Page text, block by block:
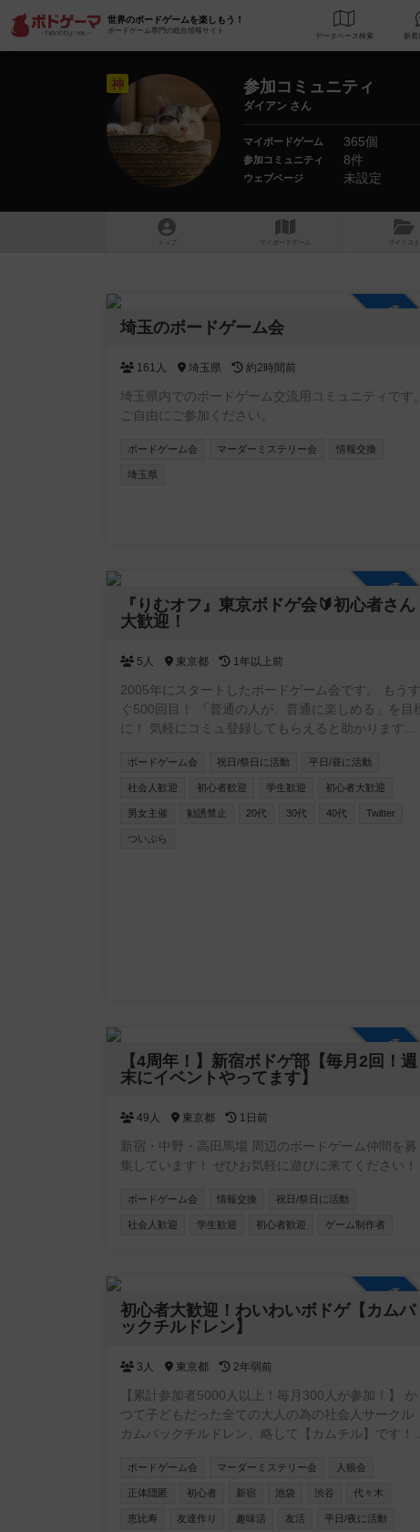
世界のボードゲームを楽しもう！
ボードゲーム専門の総合情報サイト
データベース 検索
神 参加コミュニティ
ダイアン さん
マイボードゲーム 365個
参加コミュニティ 8件
ウェブページ 未設定
トップ マイボードゲーム マイリスト
埼玉のボードゲーム会
161人 埼玉県 約2時間前
埼玉県内でのボードゲーム交流用コミュニティです。
ご自由にご参加ください。
ボードゲーム会 マーダーミステリー会 情報交換
埼玉県
参加自由
『りむオフ』東京ボドゲ会🔰初心者さん
大歓迎！
5人 東京都 1年以上前
2005年にスタートしたボードゲーム会です。 もうす
ぐ500回目！ 「普通の人が、普通に楽しめる」を目標
に！ 気軽にコミュ登録してもらえると助かります☺️
島、京橋を中心に、主催(男)と、副主催(女性)の2人で
活動しています。 基本の部分は他のオフ会と変わら
しいかもしれません。 ナンパ、宗教、ビジネスその
るのを楽しみにしています！
ボードゲーム会 祝日/祭日に活動 平日/昼に活動
社会人歓迎 初心者歓迎 学生歓迎 初心者大歓迎
男女主催 勧誘禁止 20代 30代 40代 Twitter
ついぷら
参加自由
【4周年！】新宿ボドゲ部【毎月2回！週
末にイベントやってます】
49人 東京都 1日前
新宿・中野・高田馬場 周辺のボードゲーム仲間を募
集しています！ ぜひお気軽に遊びに来てください！
ボードゲーム会 情報交換 祝日/祭日に活動
社会人歓迎 学生歓迎 初心者歓迎 ゲーム制作者
参加自由
初心者大歓迎！わいわいボドゲ【カムバ
ックチルドレン】
3人 東京都 2年弱前
【累計参加者5000人以上！毎月300人が参加！】 か
つて子どもだった全ての大人の為の社会人サークル
カムバックチルドレン、略して【カムチル】です！ ■
たい ・遊びを通じて友達を作りたい ・とにかく体を
動かしたい ・仕事と無関係の人と話したい 主な年齢
ボードゲーム会 マーダーミステリー会 人狼会
正体隠匿 初心者 新宿 池袋 渋谷 代々木
恵比寿 友達作り 趣味活 友活 平日/夜に活動